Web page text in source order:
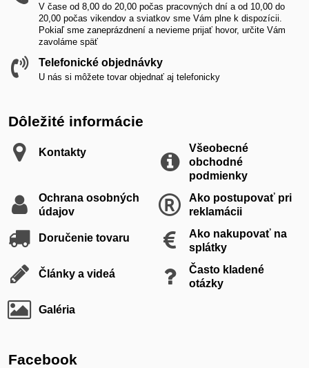
V čase od 8,00 do 20,00 počas pracovných dní a od 10,00 do
20,00 počas vikendov a sviatkov sme Vám plne k dispozícii.
Pokiaľ sme zaneprázdnení a nevieme prijať hovor, určite Vám
zavoláme späť
Telefonické objednávky
U nás si môžete tovar objednať aj telefonicky
Dôležité informácie
Kontakty
Všeobecné
obchodné
podmienky
Ochrana osobných
údajov
Ako postupovať pri
reklamácii
Doručenie tovaru
Ako nakupovať na
splátky
Články a videá
Často kladené
otázky
Galéria
Facebook